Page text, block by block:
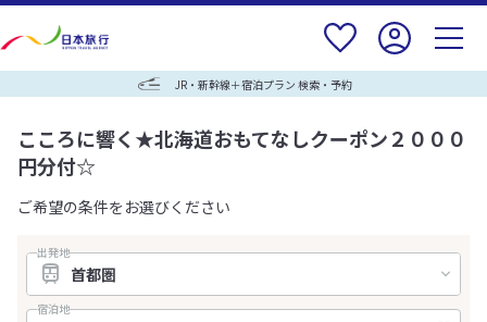
JR・新幹線＋宿泊プラン 検索・予約
こころに響く★北海道おもてなしクーポン２０００
円分付☆
ご希望の条件をお選びください
出発地
宿泊地